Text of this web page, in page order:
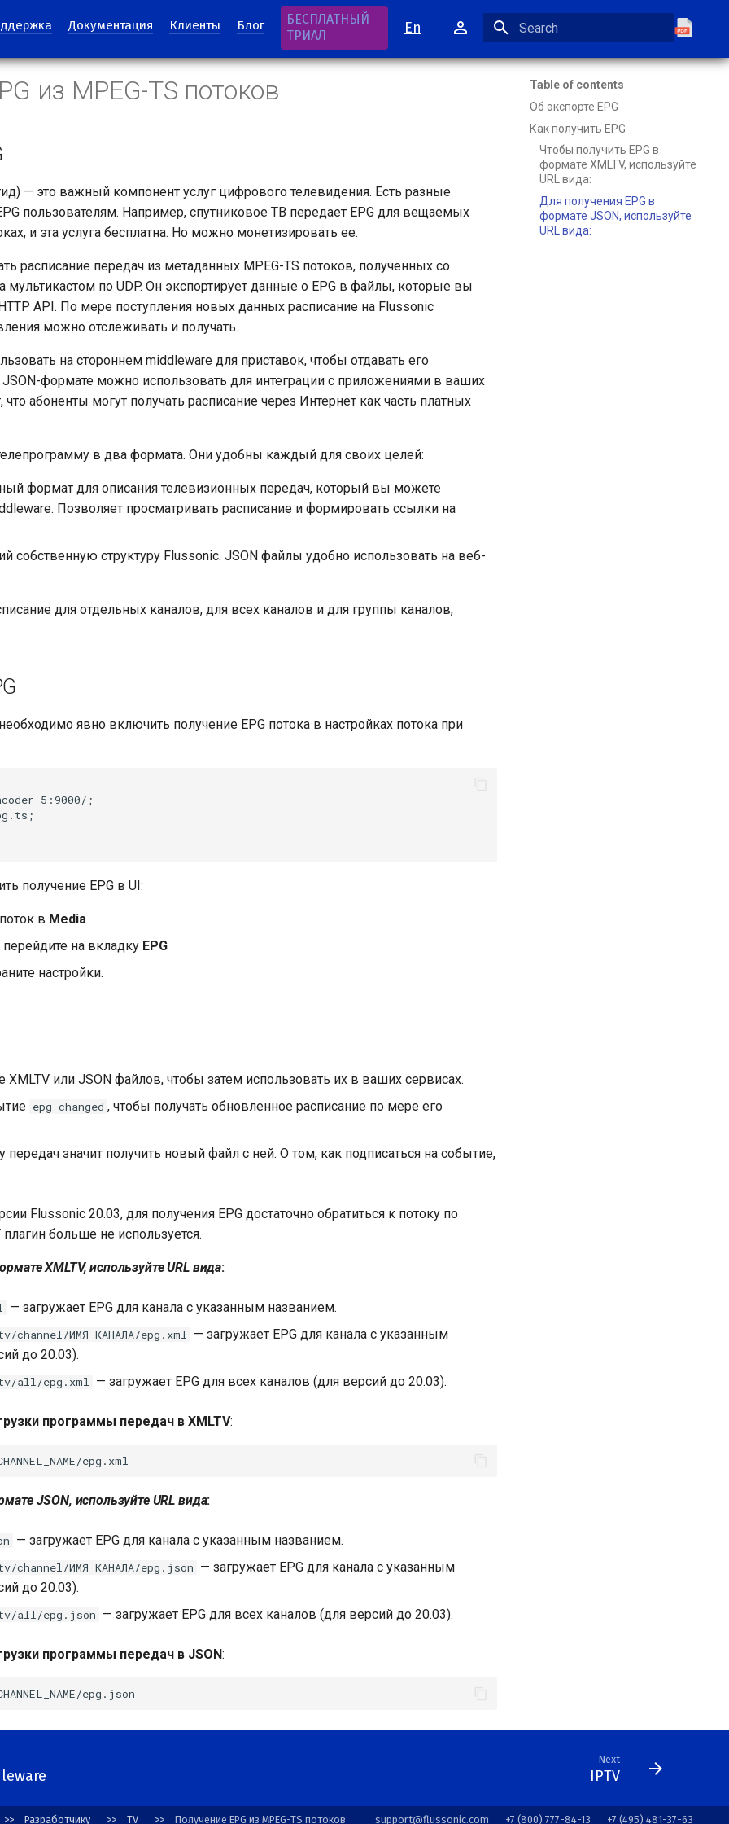
Документация Клиенты Блог
БЕСПЛАТНЫЙ
ТРИАЛ
En
Initializing search
Table of contents
Об экспорте EPG
Как получить EPG
Чтобы получить EPG в
формате XMLTV, используйте
URL вида:
Для получения EPG в
формате JSON, используйте
URL вида:
из MPEG-TS потоков
— это важный компонент услуг цифрового телевидения. Есть разные
пользователям. Например, спутниковое ТВ передает EPG для вещаемых
и эта услуга бесплатна. Но можно монетизировать ее.
расписание передач из метаданных MPEG-TS потоков, полученных со
мультикастом по UDP. Он экспортирует данные о EPG в файлы, которые вы
API. По мере поступления новых данных расписание на Flussonic
можно отслеживать и получать.
на стороннем middleware для приставок, чтобы отдавать его
JSON-формате можно использовать для интеграции с приложениями в ваших
что абоненты могут получать расписание через Интернет как часть платных
в два формата. Они удобны каждый для своих целей:
формат для описания телевизионных передач, который вы можете
Позволяет просматривать расписание и формировать ссылки на
собственную структуру Flussonic. JSON файлы удобно использовать на веб-
для отдельных каналов, для всех каналов и для группы каналов,
явно включить получение EPG потока в настройках потока при
5:9000/;
получение EPG в UI:
в Media
перейдите на вкладку EPG
настройки.
XMLTV или JSON файлов, чтобы затем использовать их в ваших сервисах.
epg_changed , чтобы получать обновленное расписание по мере его
значит получить новый файл с ней. О том, как подписаться на событие,
Flussonic 20.03, для получения EPG достаточно обратиться к потоку по
больше не используется.
XMLTV, используйте URL вида:
— загружает EPG для канала с указанным названием.
channel/ИМЯ_КАНАЛА/epg.xml — загружает EPG для канала с указанным
до 20.03).
all/epg.xml — загружает EPG для всех каналов (для версий до 20.03).
программы передач в XMLTV:
JSON, используйте URL вида:
— загружает EPG для канала с указанным названием.
channel/ИМЯ_КАНАЛА/epg.json — загружает EPG для канала с указанным
до 20.03).
all/epg.json — загружает EPG для всех каналов (для версий до 20.03).
программы передач в JSON:
Next
IPTV
Получение EPG из MPEG-TS потоков
TV
Разработчику support@flussonic.com +7 (800) 777-84-13 +7 (495) 481-37-63